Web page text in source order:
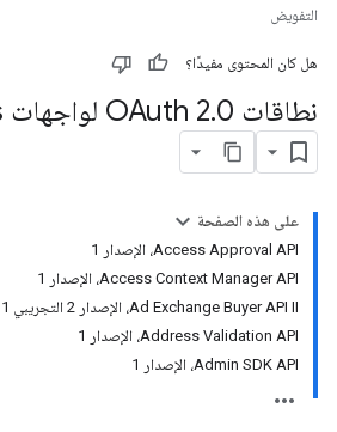
التفويض
هل كان المحتوى مفيدًا؟
نطاقات OAuth 2 .0 لواجهات Google APIs
على هذه الصفحة
Access Approval API، الإصدار 1
Access Context Manager API، الإصدار 1
‫Ad Exchange Buyer API II، الإصدار 2 التجريبي 1
‫Address Validation API، الإصدار 1
Admin SDK API، الإصدار 1